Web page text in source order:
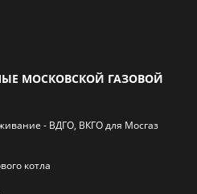
МОСКОВСКОЙ ГАЗОВОЙ
- ВДГО, ВКГО для Мосгаз
котла